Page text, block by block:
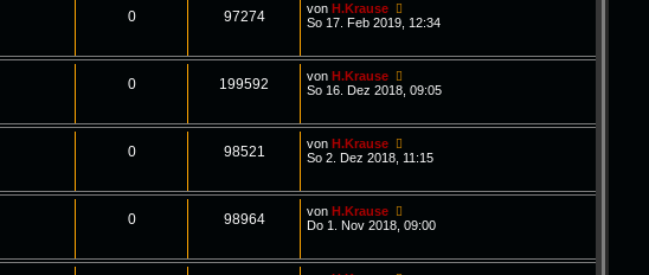
0 97274 vonH.Krause
So 17. Feb 2019, 12:34
0 199592 vonH.Krause
So 16. Dez 2018, 09:05
0 98521 vonH.Krause
So 2. Dez 2018, 11:15
0 98964 vonH.Krause
Do 1. Nov 2018, 09:00